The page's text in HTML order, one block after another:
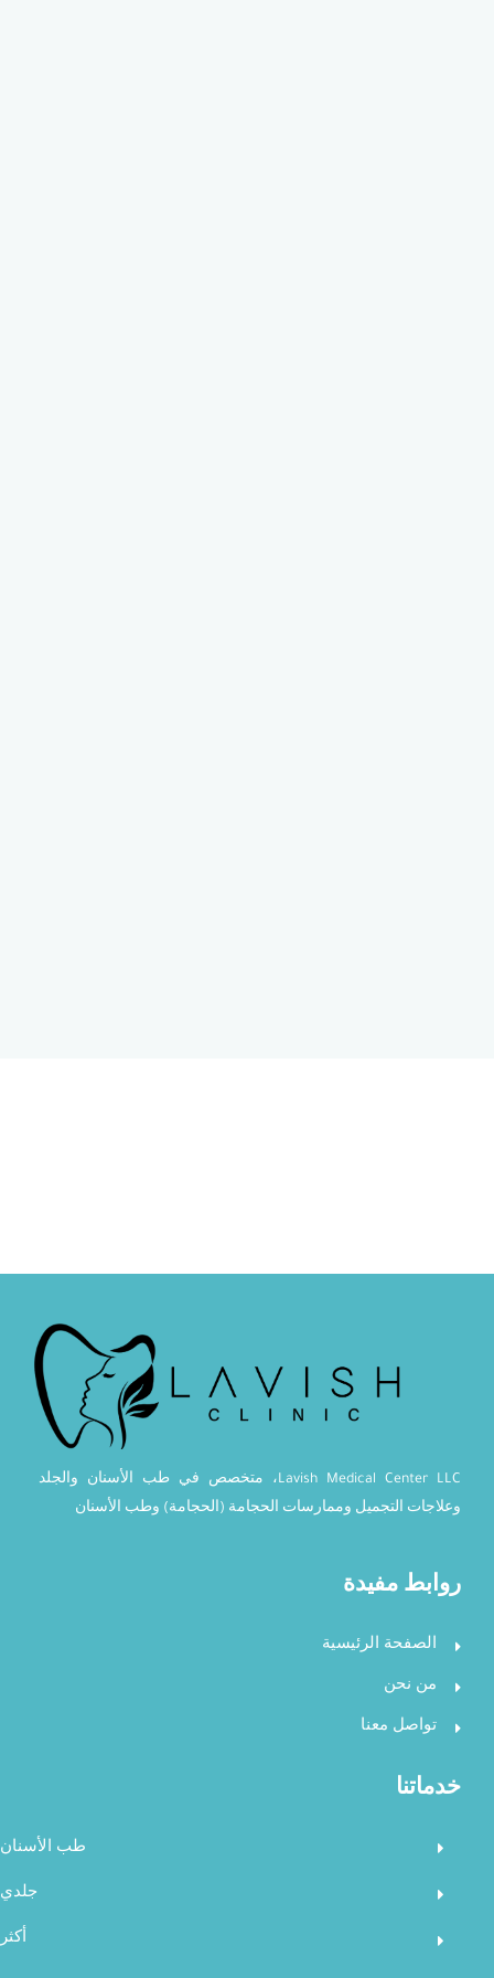
Lavish Medical Center LLC، متخصص في طب الأسنان والجلد
وعلاجات التجميل وممارسات الحجامة (الحجامة) وطب الأسنان
روابط مفيدة
الصفحة الرئيسية
من نحن
تواصل معنا
خدماتنا
طب الأسنان
جلدي
أكثر